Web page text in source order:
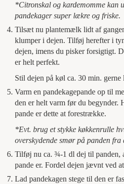
*Citronskal og kardemomme kan
pandekager super lækre og friske.
Tilsæt nu plantemælk lidt af
klumper i dejen. Tilføj herefter i
dejen, imens du pisker forsigtigt.
er helt perfekt.
Stil dejen på køl ca. 30 min. gerne
Varm en pandekagepande op til
den er helt varm før du begynder.
pande er dette at forestrække.
*Evt. brug et stykke køkkenrulle
overskydende smør på panden
Tilføj nu ca. ¾-1 dl dej til panden,
pande er. Fordel dejen jævnt ved
Lad pandekagen stege til den er